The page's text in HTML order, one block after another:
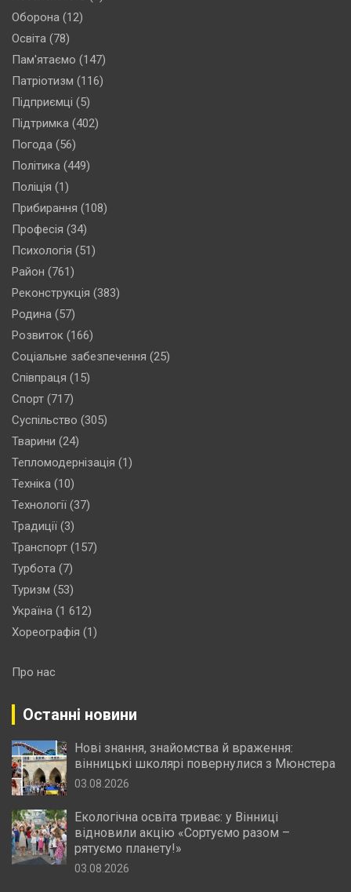
Оборона (12)
Освіта (78)
Пам'ятаємо (147)
Патріотизм (116)
Підприємці (5)
Підтримка (402)
Погода (56)
Політика (449)
Поліція (1)
Прибирання (108)
Професія (34)
Психологія (51)
Район (761)
Реконструкція (383)
Родина (57)
Розвиток (166)
Соціальне забезпечення (25)
Співпраця (15)
Спорт (717)
Суспільство (305)
Тварини (24)
Тепломодернізація (1)
Техніка (10)
Технології (37)
Традиції (3)
Транспорт (157)
Турбота (7)
Туризм (53)
Україна (1 612)
Хореографія (1)
Про нас
Останні новини
Нові знання, знайомства й враження:
вінницькі школярі повернулися з Мюнстера
03.08.2026
Екологічна освіта триває: у Вінниці
відновили акцію «Сортуємо разом –
рятуємо планету!»
03.08.2026